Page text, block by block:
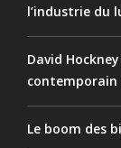
l’industrie du
David
contemporain
Le boom des